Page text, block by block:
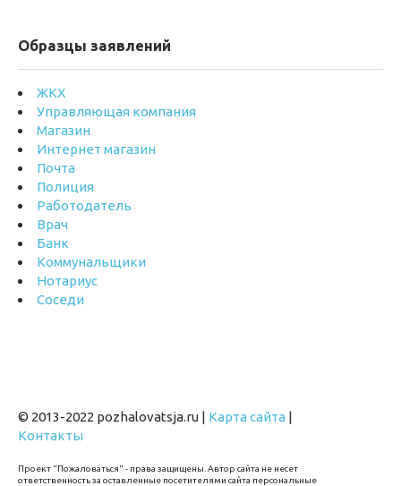
Образцы заявлений
ЖКХ
Управляющая компания
Магазин
Интернет магазин
Почта
Полиция
Работодатель
Врач
Банк
Коммунальщики
Нотариус
Соседи
© 2013-2022 pozhalovatsja.ru | Карта сайта |
Контакты
Проект "Пожаловаться" - права защищены. Автор сайта не несет
ответственность за оставленные посетителями сайта персональные